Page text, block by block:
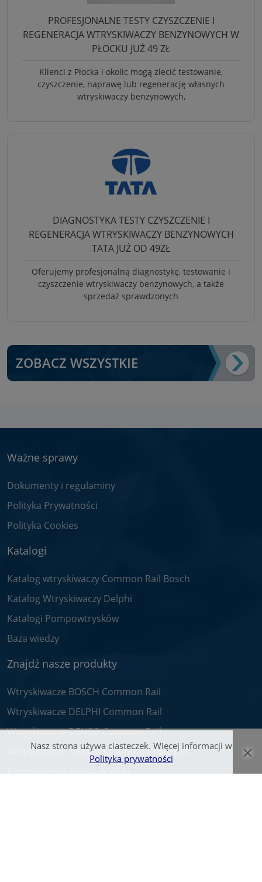
PROFESJONALNE TESTY CZYSZCZENIE I
REGENERACJA WTRYSKIWACZY BENZYNOWYCH W
PŁOCKU JUŻ 49 ZŁ
Klienci z Płocka i okolic mogą zlecić testowanie,
czyszczenie, naprawę lub regenerację własnych
wtryskiwaczy benzynowych,
DIAGNOSTYKA TESTY CZYSZCZENIE I
REGENERACJA WTRYSKIWACZY BENZYNOWYCH
TATA JUŻ OD 49ZŁ
Oferujemy profesjonalną diagnostykę, testowanie i
czyszczenie wtryskiwaczy benzynowych, a także
sprzedaż sprawdzonych
ZOBACZ WSZYSTKIE
Nasz strona używa ciasteczek. Więcej informacji w
Polityka prywatności
×
Ważne sprawy
Dokumenty i regulaminy
Polityka Prywatności
Polityka Cookies
Katalogi
Katalog wtryskiwaczy Common Rail Bosch
Katalog Wtryskiwaczy Delphi
Katalogi Pompowtrysków
Baza wiedzy
Znajdź nasze produkty
Wtryskiwacze BOSCH Common Rail
Wtryskiwacze DELPHI Common Rail
Wtryskiwacze DENSO Common Rail
Wtryskiwacze SIEMENS Common Rail/VDO
Pompowtryskiwacze BOSCH